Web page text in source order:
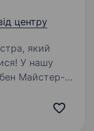
центру
Майстер-
розумієш